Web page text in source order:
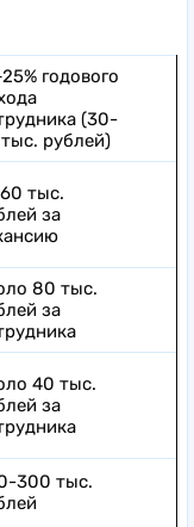
годового
(30-
рублей)
тыс.
за
80 тыс.
за
40 тыс.
за
300 тыс.